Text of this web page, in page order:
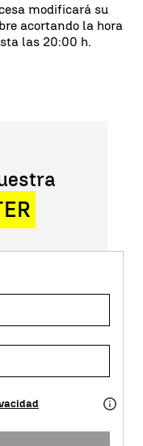
modificará su
acortando la hora
las 20:00 h.